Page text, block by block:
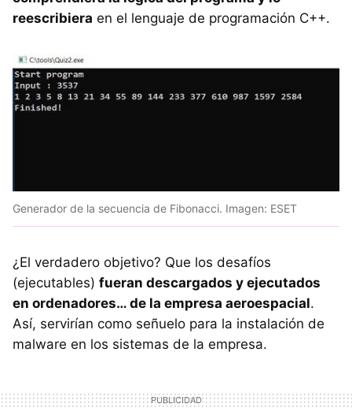
reescribiera en el lenguaje de programación C++.
Generador de la secuencia de Fibonacci. Imagen: ESET
¿El verdadero objetivo? Que los desafíos
(ejecutables) fueran descargados y ejecutados
en ordenadores… de la empresa aeroespacial.
Así, servirían como señuelo para la instalación de
malware en los sistemas de la empresa.